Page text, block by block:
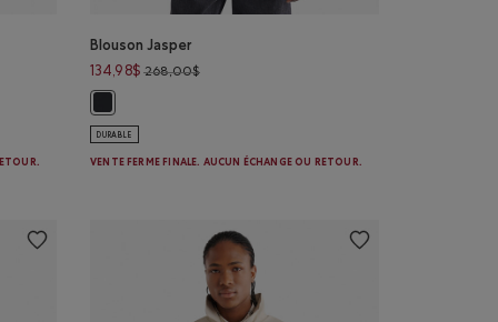
à 149,98$
Blouson Jasper
134,98$ 268,00$Prix réduit de 268,00$ à 134,98$
DURABLE
VENTE FERME FINALE. AUCUN ÉCHANGE OU RETOUR.